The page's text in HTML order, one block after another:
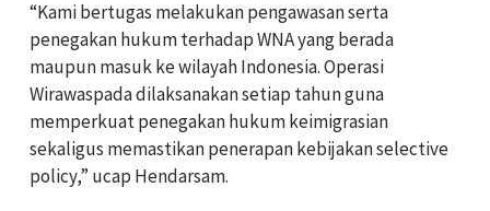
“Kami bertugas melakukan pengawasan serta
penegakan hukum terhadap WNA yang berada
maupun masuk ke wilayah Indonesia. Operasi
Wirawaspada dilaksanakan setiap tahun guna
memperkuat penegakan hukum keimigrasian
sekaligus memastikan penerapan kebijakan selective
policy,” ucap Hendarsam.